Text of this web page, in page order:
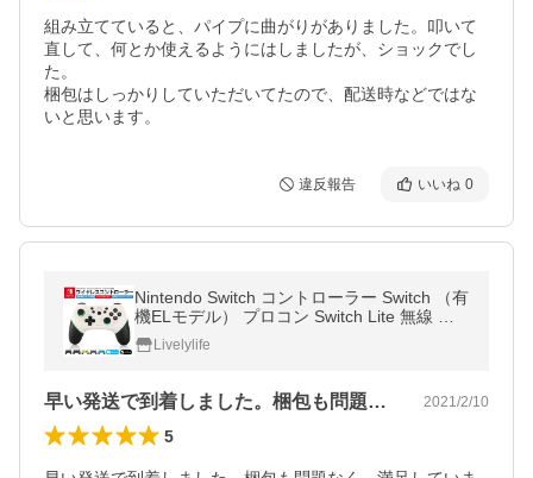
組み立てていると、パイプに曲がりがありました。叩いて
直して、何とか使えるようにはしましたが、ショックでし
た。
梱包はしっかりしていただいてたので、配送時などではな
いと思います。
違反報告 いいね 0
Nintendo Switch コントローラー Switch （有
機ELモデル） プロコン Switch Lite 無線 任
天堂 スイッチ 人気ソフト ゲームパッド PC
対応 6軸
Livelylife
早い発送で到着しました。梱包も問題なく… 2021/2/10
5